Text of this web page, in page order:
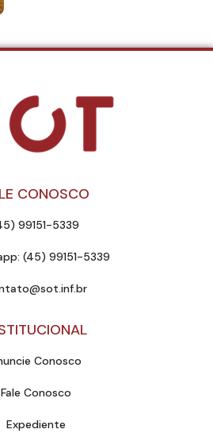
CONOSCO
99151-5339
(45) 99151-5339
Conosco
Fale Conosco
Expediente